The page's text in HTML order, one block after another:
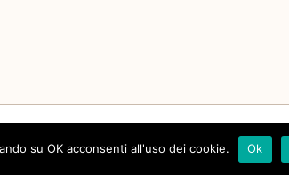
su OK acconsenti all'uso dei cookie. Ok